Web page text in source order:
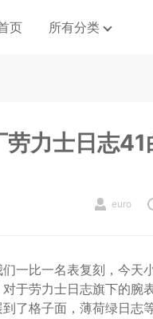
页 所有分类
劳力士日志
euro
一比一名表复刻，今天
于劳力士日志旗下的腕
了格子面，薄荷绿日志